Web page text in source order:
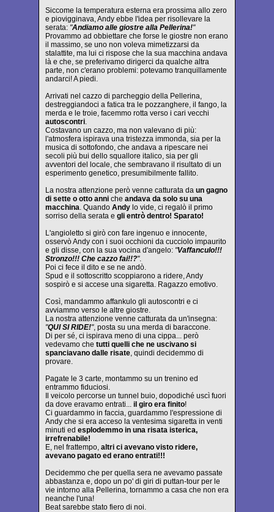
Siccome la temperatura esterna era prossima allo zero
e piovigginava, Andy ebbe l'idea per risollevare la
serata: "Andiamo alle giostre alla Pellerina!"
Provammo ad obbiettare che forse le giostre non erano
il massimo, se uno non voleva mimetizzarsi da
stalattite, ma lui ci rispose che la sua macchina andava
là e che, se preferivamo dirigerci da qualche altra
parte, non c'erano problemi: potevamo tranquillamente
andarci! A piedi.
Arrivati nel cazzo di parcheggio della Pellerina,
destreggiandoci a fatica tra le pozzanghere, il fango, la
merda e le troie, facemmo rotta verso i cari vecchi
autoscontri.
Costavano un cazzo, ma non valevano di più:
l'atmosfera ispirava una tristezza immonda, sia per la
musica di sottofondo, che andava a ripescare nei
secoli più bui dello squallore italico, sia per gli
avventori del locale, che sembravano il risultato di un
esperimento genetico, presumibilmente fallito.
La nostra attenzione però venne catturata da un gagno
di sette o otto anni che andava da solo su una
macchina. Quando Andy lo vide, ci regalò il primo
sorriso della serata e gli entrò dentro! Sparato!
L'angioletto si girò con fare ingenuo e innocente,
osservò Andy con i suoi occhioni da cucciolo impaurito
e gli disse, con la sua vocina d'angelo: "Vaffanculo!!!
Stronzo!!! Che cazzo fai!!?".
Poi ci fece il dito e se ne andò.
Spud e il sottoscritto scoppiarono a ridere, Andy
sospirò e si accese una sigaretta. Ragazzo emotivo.
Così, mandammo affankulo gli autoscontri e ci
avviammo verso le altre giostre.
La nostra attenzione venne catturata da un'insegna:
"QUI SI RIDE!", posta su una merda di baraccone.
Di per sé, ci ispirava meno di una cippa... però
vedevamo che tutti quelli che ne uscivano si
spanciavano dalle risate, quindi decidemmo di
provare.
Pagate le 3 carte, montammo su un trenino ed
entrammo fiduciosi.
Il veicolo percorse un tunnel buio, dopodiché uscì fuori
da dove eravamo entrati... il giro era finito!
Ci guardammo in faccia, guardammo l'espressione di
Andy che si era acceso la ventesima sigaretta in venti
minuti ed esplodemmo in una risata isterica,
irrefrenabile!
E, nel frattempo, altri ci avevano visto ridere,
avevano pagato ed erano entrati!!!
Decidemmo che per quella sera ne avevamo passate
abbastanza e, dopo un po' di giri di puttan-tour per le
vie intorno alla Pellerina, tornammo a casa che non era
neanche l'una!
Beat sarebbe stato fiero di noi.